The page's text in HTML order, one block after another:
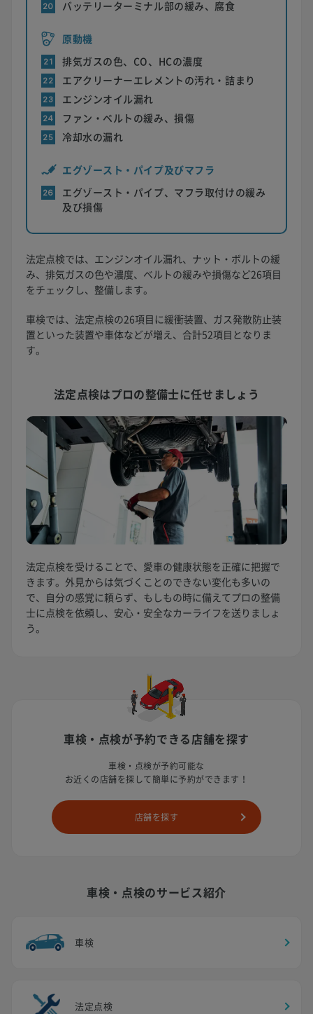
20 バッテリーターミナル部の緩み、腐食
原動機
21 排気ガスの色、CO、HCの濃度
22 エアクリーナーエレメントの汚れ・詰まり
23 エンジンオイル漏れ
24 ファン・ベルトの緩み、損傷
25 冷却水の漏れ
エグゾースト・パイプ及びマフラ
26
エグゾースト・パイプ、マフラ取付けの緩み
及び損傷
法定点検では、エンジンオイル漏れ、ナット・ボルトの緩
み、排気ガスの色や濃度、ベルトの緩みや損傷など26項目
をチェックし、整備します。
車検では、法定点検の26項目に緩衝装置、ガス発散防止装
置といった装置や車体などが増え、合計52項目となりま
す。
法定点検はプロの整備士に任せましょう
法定点検を受けることで、愛車の健康状態を正確に把握で
きます。外見からは気づくことのできない変化も多いの
で、自分の感覚に頼らず、もしもの時に備えてプロの整備
士に点検を依頼し、安心・安全なカーライフを送りましょ
う。
車検・点検が予約できる店舗を探す
車検・点検が予約可能な
お近くの店舗を探して簡単に予約ができます！
店舗を探す
車検・点検のサービス紹介
車検
法定点検